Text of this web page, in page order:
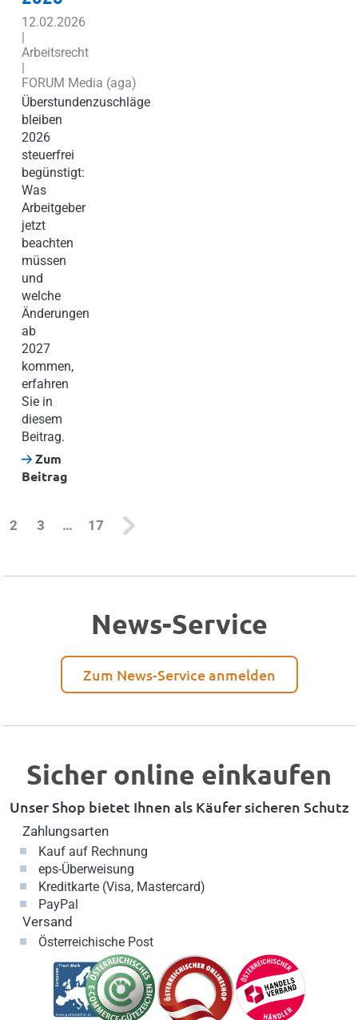
12.02.2026
|
Arbeitsrecht
|
FORUM Media (aga)
Überstundenzuschläge
bleiben
2026
steuerfrei
begünstigt:
Was
Arbeitgeber
jetzt
beachten
müssen
und
welche
Änderungen
ab
2027
kommen,
erfahren
Sie in
diesem
Beitrag.
Zum
Beitrag
2 3 … 17
News-Service
Zum News-Service anmelden
Sicher online einkaufen
Unser Shop bietet Ihnen als Käufer sicheren Schutz
Zahlungsarten
Kauf auf Rechnung
eps-Überweisung
Kreditkarte (Visa, Mastercard)
PayPal
Versand
Österreichische Post